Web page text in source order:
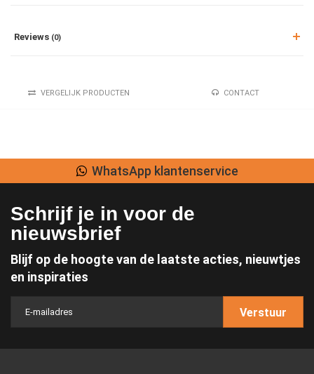
Reviews (0)
VERGELIJK PRODUCTEN CONTACT
WhatsApp klantenservice
Schrijf je in voor de
nieuwsbrief
Blijf op de hoogte van de laatste acties, nieuwtjes
en inspiraties
Verstuur